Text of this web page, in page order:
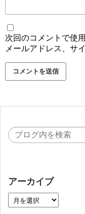
次回のコメントで使
メールアドレス、サ
アーカイブ